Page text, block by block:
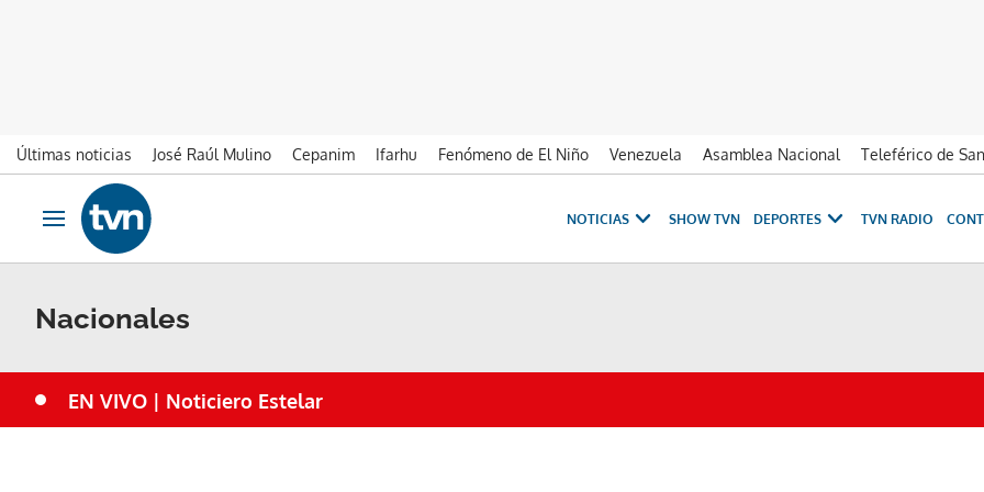
Últimas noticias José Raúl Mulino Cepanim Ifarhu Fenómeno de El Niño Venezuela Asamblea Nacional Teleférico de
Ir al contenido
Obrir navegació
NOTICIAS SHOW TVN DEPORTES TVN RADIO
Nacionales
EN VIVO | Noticiero Estelar